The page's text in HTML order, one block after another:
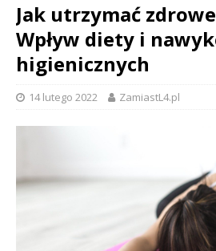
Jak utrzymać
Wpływ diety i
higienicznych
14 lutego 2022 ZamiastL4.pl